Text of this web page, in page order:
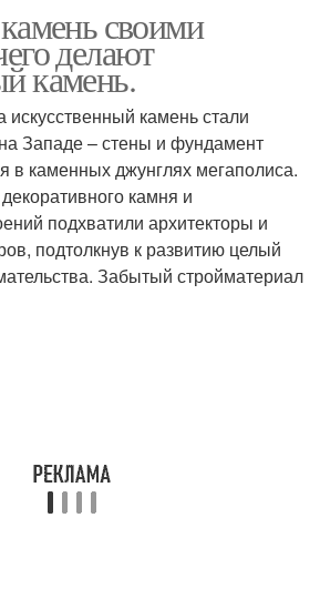
Камень на стене
Стены под камень
своими
делают
камень.
искусственный камень стали
Западе – стены и фундамент
в каменных джунглях мегаполиса.
камня и
подхватили архитекторы и
подтолкнув к развитию целый
Забытый стройматериал